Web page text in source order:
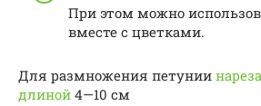
При этом можно
вместе с цветками.
Для размножения петунии
длиной 4—10 см